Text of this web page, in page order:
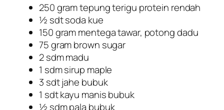
250 gram tepung terigu protein rendah
½ sdt soda kue
150 gram mentega tawar, potong dadu
75 gram brown sugar
2 sdm madu
1 sdm sirup maple
3 sdt jahe bubuk
1 sdt kayu manis bubuk
½ sdm pala bubuk